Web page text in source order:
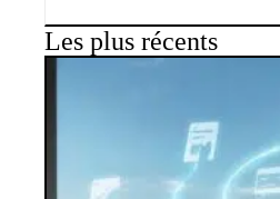
Les plus récents